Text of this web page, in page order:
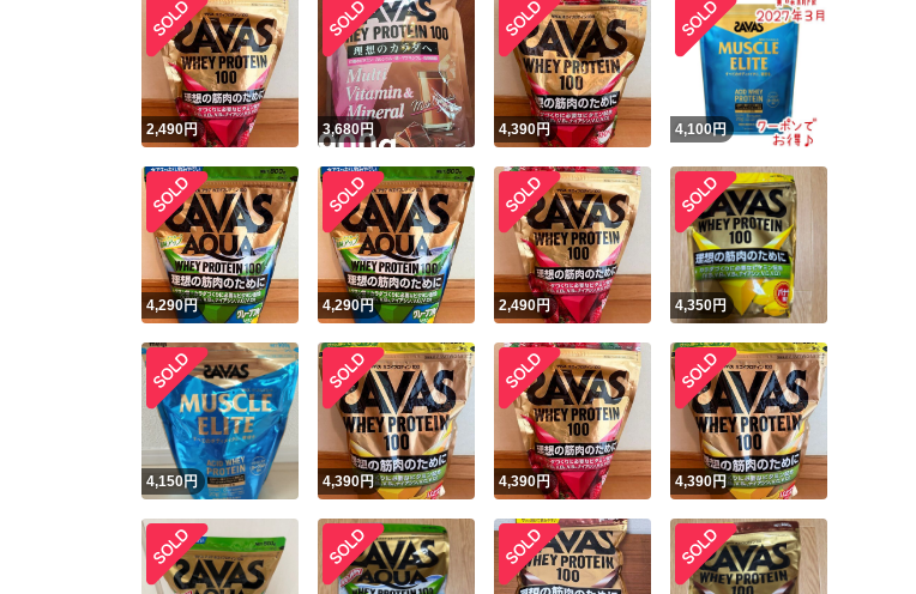
2,490円 3,680円 4,390円 4,100円
4,290円 4,290円 2,490円 4,350円
4,150円 4,390円 4,390円 4,390円